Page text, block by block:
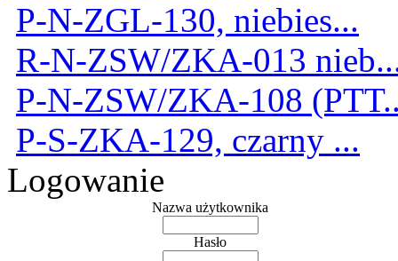
P-N-ZGL-130, niebies...
R-N-ZSW/ZKA-013
P-N-ZSW/ZKA-108
P-S-ZKA-129, czarny ...
Logowanie
Nazwa użytkownika
Hasło